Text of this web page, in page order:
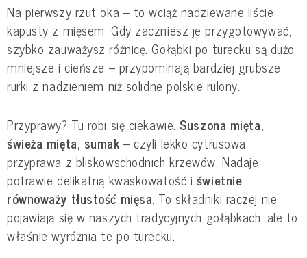
Na pierwszy rzut oka – to wciąż nadziewane liście
kapusty z mięsem. Gdy zaczniesz je przygotowywać,
szybko zauważysz różnicę. Gołąbki po turecku są dużo
mniejsze i cieńsze – przypominają bardziej grubsze
rurki z nadzieniem niż solidne polskie rulony.
Przyprawy? Tu robi się ciekawie. Suszona mięta,
świeża mięta, sumak – czyli lekko cytrusowa
przyprawa z bliskowschodnich krzewów. Nadaje
potrawie delikatną kwaskowatość i świetnie
równoważy tłustość mięsa. To składniki raczej nie
pojawiają się w naszych tradycyjnych gołąbkach, ale to
właśnie wyróżnia te po turecku.